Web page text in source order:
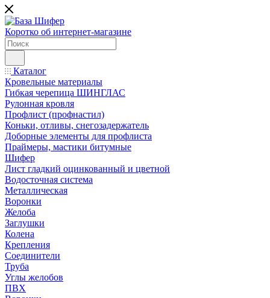
Коротко об интернет-магазине
Каталог
Кровельные материалы
Гибкая черепица ШИНГЛАС
Рулонная кровля
Профлист (профнастил)
Коньки, отливы, снегозадержатель
Доборные элементы для профлиста
Праймеры, мастики битумные
Шифер
Лист гладкий оцинкованный и цветной
Водосточная система
Металлическая
Воронки
Желоба
Заглушки
Колена
Крепления
Соединители
Труба
Углы желобов
ПВХ